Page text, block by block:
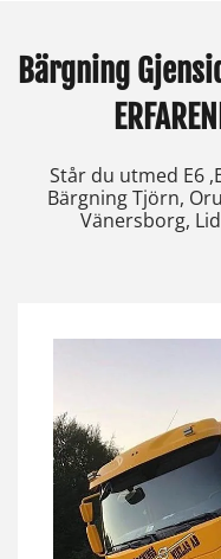
Bärgning
Står du utmed E6
Bärgning Tjörn,
Vänersborg,